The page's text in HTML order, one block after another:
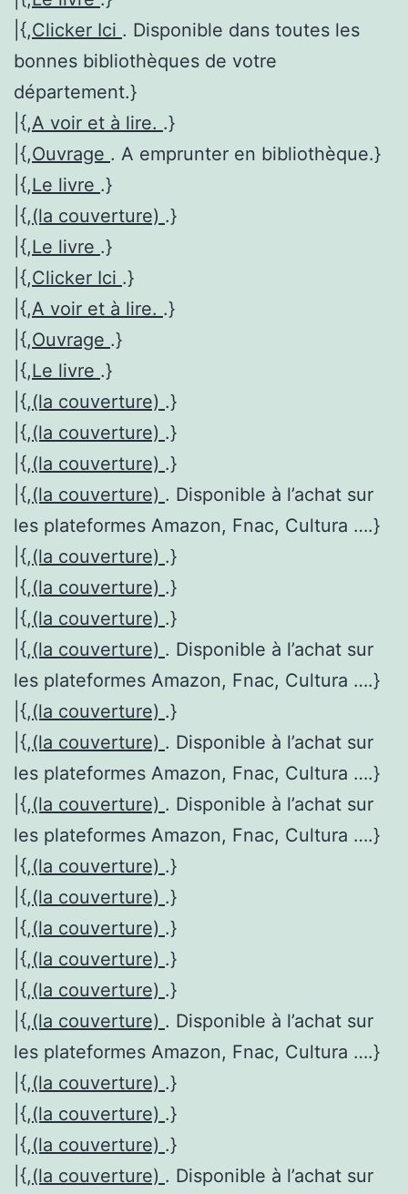
|{,Clicker Ici . Disponible dans toutes les
bonnes bibliothèques de votre
département.}
|{,A voir et à lire. .}
|{,Ouvrage . A emprunter en bibliothèque.}
|{,Le livre .}
|{,(la couverture) .}
|{,Le livre .}
|{,Clicker Ici .}
|{,A voir et à lire. .}
|{,Ouvrage .}
|{,Le livre .}
|{,(la couverture) .}
|{,(la couverture) .}
|{,(la couverture) .}
|{,(la couverture) . Disponible à l’achat sur
les plateformes Amazon, Fnac, Cultura ….}
|{,(la couverture) .}
|{,(la couverture) .}
|{,(la couverture) .}
|{,(la couverture) . Disponible à l’achat sur
les plateformes Amazon, Fnac, Cultura ….}
|{,(la couverture) .}
|{,(la couverture) . Disponible à l’achat sur
les plateformes Amazon, Fnac, Cultura ….}
|{,(la couverture) . Disponible à l’achat sur
les plateformes Amazon, Fnac, Cultura ….}
|{,(la couverture) .}
|{,(la couverture) .}
|{,(la couverture) .}
|{,(la couverture) .}
|{,(la couverture) .}
|{,(la couverture) . Disponible à l’achat sur
les plateformes Amazon, Fnac, Cultura ….}
|{,(la couverture) .}
|{,(la couverture) .}
|{,(la couverture) .}
|{,(la couverture) . Disponible à l’achat sur